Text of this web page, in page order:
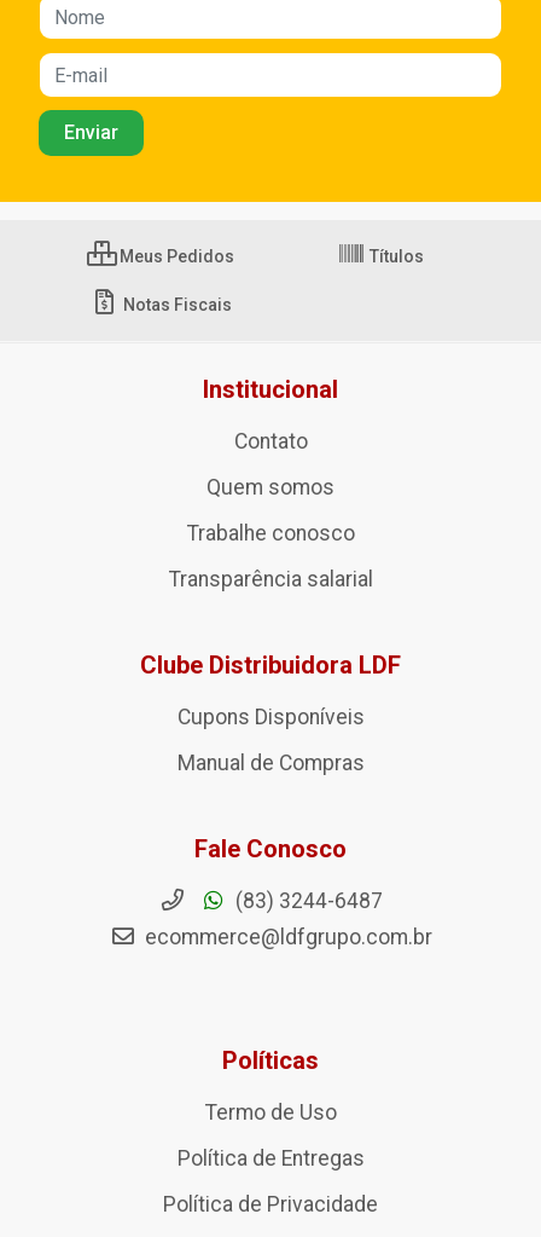
Meus Pedidos Títulos
Notas Fiscais
Institucional
Contato
Quem somos
Trabalhe conosco
Transparência salarial
Clube Distribuidora LDF
Cupons Disponíveis
Manual de Compras
Fale Conosco
(83) 3244-6487
ecommerce@ldfgrupo.com.br
Políticas
Termo de Uso
Política de Entregas
Política de Privacidade